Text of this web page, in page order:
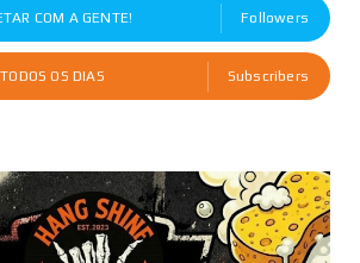
COM A GENTE! Followers
OS DIAS Subscribers